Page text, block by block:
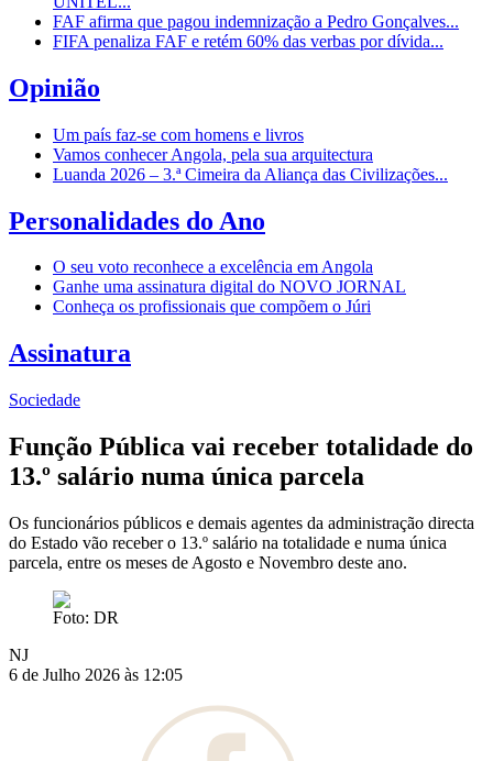
FAF afirma que pagou indemnização a Pedro Gonçalves...
FIFA penaliza FAF e retém 60% das verbas por dívida...
Opinião
Um país faz-se com homens e livros
Vamos conhecer Angola, pela sua arquitectura
Luanda 2026 – 3.ª Cimeira da Aliança das Civilizações...
Personalidades do Ano
O seu voto reconhece a excelência em Angola
Ganhe uma assinatura digital do NOVO JORNAL
Conheça os profissionais que compõem o Júri
Assinatura
Sociedade
Função Pública vai receber totalidade do
13.º salário numa única parcela
Os funcionários públicos e demais agentes da administração directa
do Estado vão receber o 13.º salário na totalidade e numa única
parcela, entre os meses de Agosto e Novembro deste ano.
Foto: DR
NJ
6 de Julho 2026 às 12:05